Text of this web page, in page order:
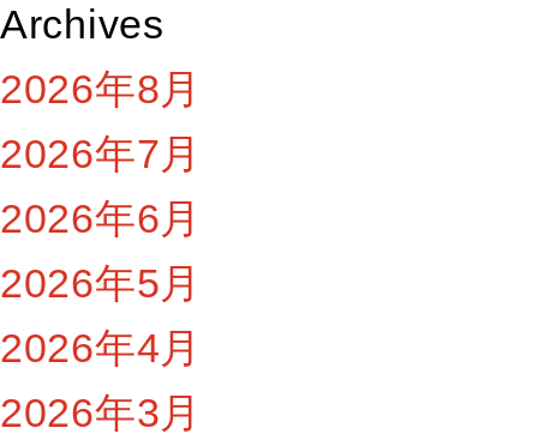
Archives
2026年8月
2026年7月
2026年6月
2026年5月
2026年4月
2026年3月